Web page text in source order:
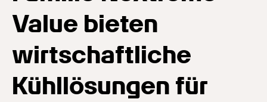
Value bieten
wirtschaftliche
Kühllösungen für